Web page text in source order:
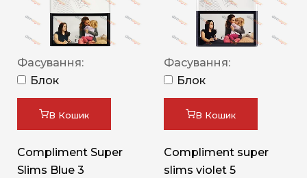
Фасування:
Блок
В Кошик
Compliment Super
Slims Blue 3
Фасування:
Блок
В Кошик
Compliment super
slims violet 5